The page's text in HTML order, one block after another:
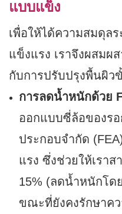
แบบแข็ง
เพื่อให้ได้ความสมดุล
แข็งแรง เราจึงผสมผ
กับการปรับปรุงพื้นผิว
การลดน้ำหนักด้วย
ออกแบบซี่ล้อของรอ
ประกอบจำกัด
แรง ซึ่งช่วยให้เรา
15% (ลดน้ำหนักโด
ขณะที่ยังคงรักษาค